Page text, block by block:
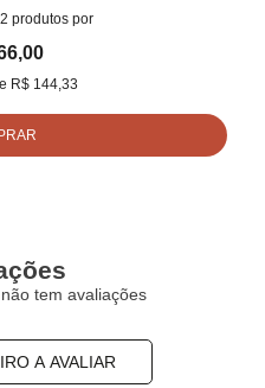
2 produtos por
R$ 144,33
tem avaliações
A AVALIAR